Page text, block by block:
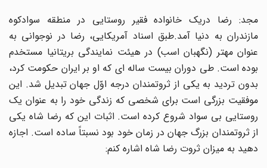
مجد: رضا دریک خانواده فقیر روستایی در منطقه سوادکوه
مازندران به دنیا آمد.طبق اسناد آمریکایی، رضا در نوجوانی به
عنوان مهتر (نگهبان اسب) در هیئت نمایندگی بریتانیا مستخدم
بوده است. طی دوران بیست ساله ای که او بر ایران حکومت کرد،
بدون تردید به یکی از ثروتمندان درجه اوّل جهان تبدیل شد. این
موفقیت بزرگی است برای شخصی که زندگی خود را به عنوان یک
روستایی بی سواد شروع کرده است. اثبات این که رضا شاه یکی
از ثروتمندان بزرگ جهان در زمان خود بود نسبتاً ساده است. اجازه
دهید به میزان ثروت رضا شاه اشاره کنم: